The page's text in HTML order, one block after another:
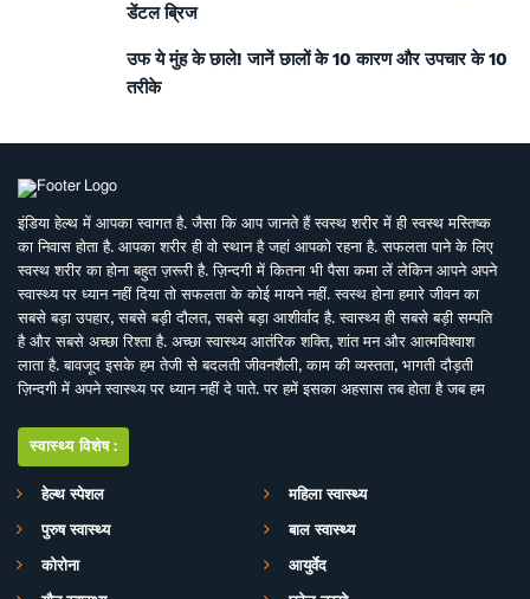
डेंटल ब्रिज
उफ ये मुंह के छाले! जानें छालों के 10 कारण और उपचार के 10
तरीके
इंडिया हेल्थ में आपका स्वागत है. जैसा कि आप जानते हैं स्वस्थ शरीर में ही स्वस्थ मस्तिष्क
का निवास होता है. आपका शरीर ही वो स्थान है जहां आपको रहना है. सफलता पाने के लिए
स्वस्थ शरीर का होना बहुत ज़रूरी है. ज़िन्दगी में कितना भी पैसा कमा लें लेकिन आपने अपने
स्वास्थ्य पर ध्यान नहीं दिया तो सफलता के कोई मायने नहीं. स्वस्थ होना हमारे जीवन का
सबसे बड़ा उपहार, सबसे बड़ी दौलत, सबसे बड़ा आशीर्वाद है. स्वास्थ्य ही सबसे बड़ी सम्पति
है और सबसे अच्छा रिश्ता है. अच्छा स्वास्थ्य आतंरिक शक्ति, शांत मन और आत्मविश्वाश
लाता है. बावजूद इसके हम तेजी से बदलती जीवनशैली, काम की व्यस्तता, भागती दौड़ती
ज़िन्दगी में अपने स्वास्थ्य पर ध्यान नहीं दे पाते. पर हमें इसका अहसास तब होता है जब हम
सर्वे सन्तु निरामया की परिकल्पना को साकार करने के मकसद से इस डिजिटल मीडिया
प्लेटफाॅर्म की परिकल्पना की गई है. जहां स्वास्थ्य विशेषज्ञों के साथ पत्रकारों, शोधकर्ताओं,
चिकित्सकों की एक बेहतर टीम विभिन्न बीमारियों और उनके इलाज, विशेषज्ञों की राय, नवीन
जागरूकता के ​मिशन के साथ आपसे जुड़ रही है. जिसका मकसद सिर्फ और सिर्फ आपको
स्वास्थ्य सूचना और जानकारी प्रदान करना है. उम्मीद ही नहीं पूरा भरोसा है आप पूरी
सावधानी के साथ स्वास्थ्य से जुड़ी जानकारियां द इंडिया हेल्थ के मार्फत प्राप्त करेंगेे और
स्वास्थ्य विशेष:
हेल्थ स्पेशल
महिला स्वास्थ्य
पुरुष स्वास्थ्य
बाल स्वास्थ्य
कोरोना
आयुर्वेद